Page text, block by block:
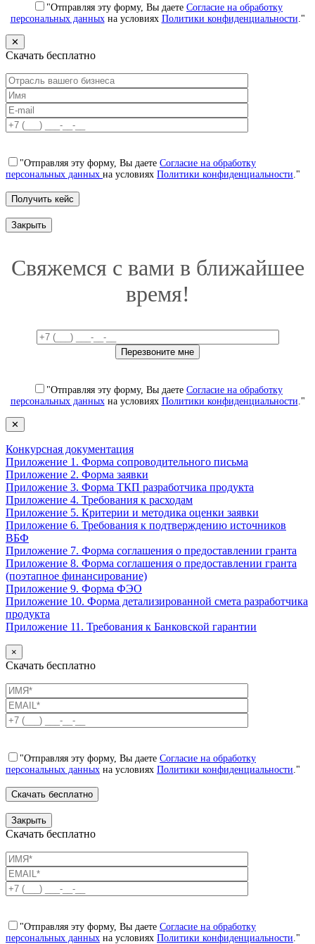
"Отправляя эту форму, Вы даете Согласие на обработку
персональных данныхна условиях Политики конфиденциальности ."
✕
Скачать бесплатно
"Отправляя эту форму, Вы даете Согласие на обработку
персональных данных на условиях Политики конфиденциальности ."
Закрыть
Свяжемся с вами в ближайшее
время!
"Отправляя эту форму, Вы даете Согласие на обработку
персональных данныхна условиях Политики конфиденциальности ."
✕
Конкурсная документация
Приложение 1. Форма сопроводительного письма
Приложение 2. Форма заявки
Приложение 3. Форма ТКП разработчика продукта
Приложение 4. Требования к расходам
Приложение 5. Критерии и методика оценки заявки
Приложение 6. Требования к подтверждению источников
ВБФ
Приложение 7. Форма соглашения о предоставлении гранта
Приложение 8. Форма соглашения о предоставлении гранта
(поэтапное финансирование)
Приложение 9. Форма ФЭО
Приложение 10. Форма детализированной смета разработчика
продукта
Приложение 11. Требования к Банковской гарантии
×
Скачать бесплатно
"Отправляя эту форму, Вы даете Согласие на обработку
персональных данных на условиях Политики конфиденциальности ."
Закрыть
Скачать бесплатно
"Отправляя эту форму, Вы даете Согласие на обработку
персональных данных на условиях Политики конфиденциальности ."